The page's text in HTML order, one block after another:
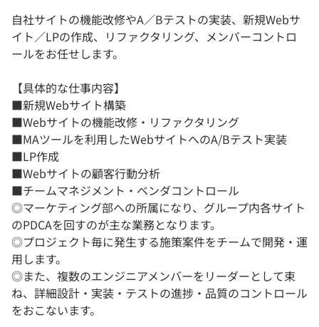
自社サイトの機能改修やA／Bテストの実装、新規Webサ
イト／LPの作成、リファクタリング、メンバーコントロ
ールをお任せします。
【具体的な仕事内容】
■新規Webサイト構築
■Webサイトの機能改修・リファクタリング
■MAツールを利用したWebサイトへのA/Bテスト実装
■LP作成
■Webサイトの顧客行動分析
■チームマネジメント・ベンダコントロール
◎マーケティング部への所属になり、グループ内各サイト
のPDCAを回すのが主な業務となります。
◎プロジェクト毎に発生する施策案件をチームで開発・運
用します。
◎また、複数のエンジニアメンバーをリーダーとして束
ね、詳細設計・実装・テストの進捗・品質のコントロール
をおこないます。